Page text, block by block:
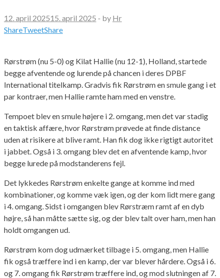
12. april 202515. april 2025 - by Hr
ShareTweetShare
Rørstrøm (nu 5-0) og Kilat Hallie (nu 12-1), Holland, startede
begge afventende og lurende på chancen i deres DPBF
International titelkamp. Gradvis fik Rørstrøm en smule gang i et
par kontraer, men Hallie ramte ham med en venstre.
Tempoet blev en smule højere i 2. omgang, men det var stadig
en taktisk affære, hvor Rørstrøm prøvede at finde distance
uden at risikere at blive ramt. Han fik dog ikke rigtigt autoritet
i jabbet. Også i 3. omgang blev det en afventende kamp, hvor
begge lurede på modstanderens fejl.
Det lykkedes Rørstrøm enkelte gange at komme ind med
kombinationer, og komme væk igen, og der kom lidt mere gang
i 4. omgang. Sidst i omgangen blev Rørstræm ramt af en dyb
højre, så han måtte sætte sig, og der blev talt over ham, men han
holdt omgangen ud.
Rørstrøm kom dog udmærket tilbage i 5. omgang, men Hallie
fik også træffere ind i en kamp, der var blever hårdere. Også i 6.
og 7. omgang fik Rørstrøm træffere ind, og mod slutningen af 7.